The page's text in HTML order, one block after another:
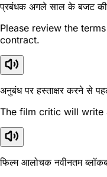
प्रबंधक अगले साल के बजट की
Please review the
contract.
अनुबंध पर हस्ताक्षर करने से
The film critic will write
फिल्म आलोचक नवीनतम